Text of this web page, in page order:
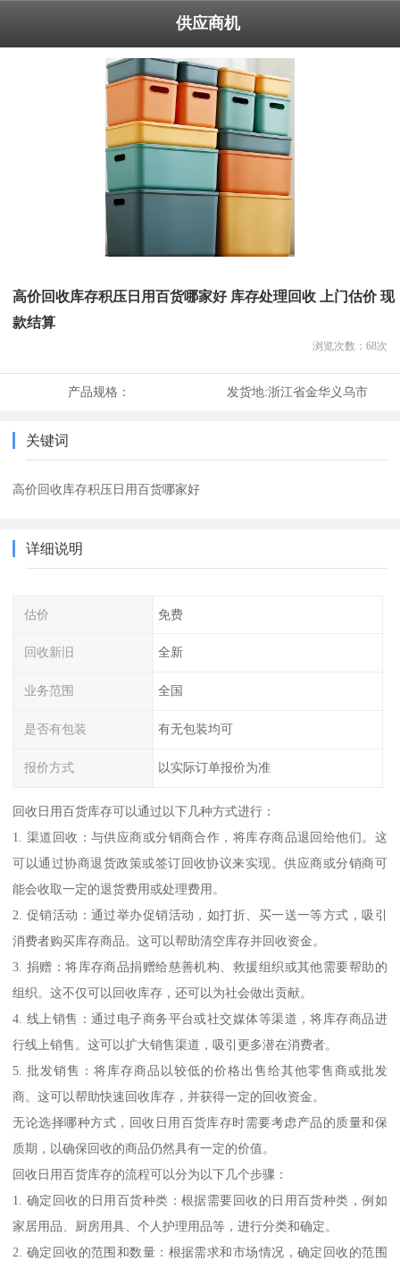
供应商机
高价回收库存积压日用百货哪家好 库存处理回收 上门估价 现
款结算
浏览次数： 68次
产品规格： 发货地:浙江省金华义乌市
关键词
高价回收库存积压日用百货哪家好
详细说明
估价 免费
回收新旧 全新
业务范围 全国
是否有包装 有无包装均可
报价方式 以实际订单报价为准
回收日用百货库存可以通过以下几种方式进行：
1. 渠道回收：与供应商或分销商合作，将库存商品退回给他们。这
可以通过协商退货政策或签订回收协议来实现。供应商或分销商可
能会收取一定的退货费用或处理费用。
2. 促销活动：通过举办促销活动，如打折、买一送一等方式，吸引
消费者购买库存商品。这可以帮助清空库存并回收资金。
3. 捐赠：将库存商品捐赠给慈善机构、救援组织或其他需要帮助的
组织。这不仅可以回收库存，还可以为社会做出贡献。
4. 线上销售：通过电子商务平台或社交媒体等渠道，将库存商品进
行线上销售。这可以扩大销售渠道，吸引更多潜在消费者。
5. 批发销售：将库存商品以较低的价格出售给其他零售商或批发
商。这可以帮助快速回收库存，并获得一定的回收资金。
无论选择哪种方式，回收日用百货库存时需要考虑产品的质量和保
质期，以确保回收的商品仍然具有一定的价值。
回收日用百货库存的流程可以分为以下几个步骤：
1. 确定回收的日用百货种类：根据需要回收的日用百货种类，例如
家居用品、厨房用具、个人护理用品等，进行分类和确定。
2. 确定回收的范围和数量：根据需求和市场情况，确定回收的范围